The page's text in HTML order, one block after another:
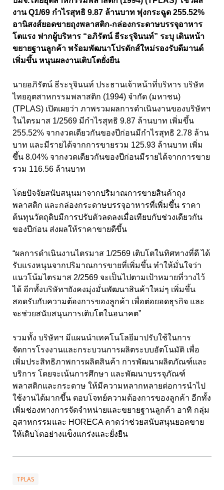
งาน Q1/69 กำไรสุทธิ 9.87 ล้านบาท พุ่งกระฉูด 255.52%
อานิสงส์ยอดขายถุงพลาสติก-กล่องกระดาษบรรจุอาหาร
โตแรง ฟากผู้บริหาร “อภิรัตน์ ธีระรุจินนท์” ระบุ เดินหน้า
ขยายฐานลูกค้า พร้อมพัฒนาโปรดักส์ใหม่รองรับดีมานด์
เพิ่มขึ้น หนุนผลงานเติบโตยั่งยืน
นายอภิรัตน์ ธีระรุจินนท์ ประธานเจ้าหน้าที่บริหาร บริษัท
ไทยอุตสาหกรรมพลาสติก (1994) จำกัด (มหาชน)
(TPLAS) เปิดเผยว่า ภาพรวมผลการดำเนินงานของบริษัทฯ
ในไตรมาส 1/2569 มีกำไรสุทธิ 9.87 ล้านบาท เพิ่มขึ้น
255.52% จากงวดเดียวกันของปีก่อนมีกำไรสุทธิ 2.78 ล้าน
บาท และมีรายได้จากการขายรวม 125.93 ล้านบาท เพิ่ม
ขึ้น 8.04% จากงวดเดียวกันของปีก่อนมีรายได้จากการขาย
รวม 116.56 ล้านบาท
โดยปัจจัยสนับสนุนมาจากปริมาณการขายสินค้าถุง
พลาสติก และกล่องกระดาษบรรจุอาหารที่เพิ่มขึ้น ราคา
ต้นทุนวัตถุดิบมีการปรับตัวลดลงเมื่อเทียบกับช่วงเดียวกัน
ของปีก่อน ส่งผลให้ราคาขายดีขึ้น
“ผลการดำเนินงานไตรมาส 1/2569 เติบโตในทิศทางที่ดี ได้
รับแรงหนุนจากปริมาณการขายที่เพิ่มขึ้น ทำให้มั่นใจว่า
แนวโน้มไตรมาส 2/2569 จะเป็นไปตามเป้าหมายที่วางไว้
ได้ อีกทั้งบริษัทฯยังคงมุ่งมั่นพัฒนาสินค้าใหม่ๆ เพิ่มขึ้น
สอดรับกับความต้องการของลูกค้า เพื่อต่อยอดธุรกิจ และ
จะช่วยสนับสนุนการเติบโตในอนาคต”
รวมทั้ง บริษัทฯ มีแผนนำเทคโนโลยีมาปรับใช้ในการ
จัดการโรงงานและกระบวนการผลิตระบบอัตโนมัติ เพื่อ
เพิ่มประสิทธิภาพการผลิตสินค้า การพัฒนาผลิตภัณฑ์และ
บริการ โดยจะเน้นการศึกษา และพัฒนาบรรจุภัณฑ์
พลาสติกและกระดาษ ให้มีความหลากหลายต่อการนำไป
ใช้งานได้มากขึ้น ตอบโจทย์ความต้องการของลูกค้า อีกทั้ง
เพิ่มช่องทางการจัดจำหน่ายและขยายฐานลูกค้า อาทิ กลุ่ม
อุสาหกรรมและ HORECA คาดว่าช่วยสนับสนุนยอดขาย
ให้เติบโตอย่างแข็งแกร่งและยั่งยืน
TPLAS